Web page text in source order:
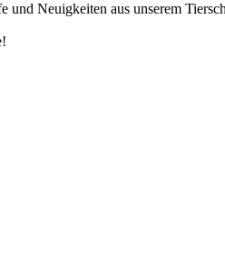
und Neuigkeiten aus unserem